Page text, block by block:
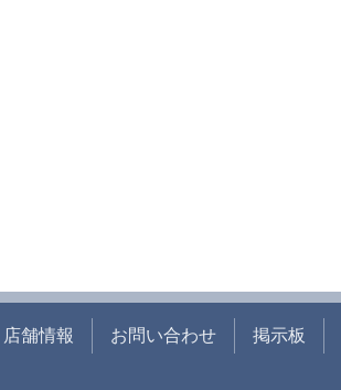
店舗情報 お問い合わせ 掲示板